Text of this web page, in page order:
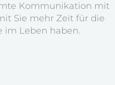
Kommunikation mit
Sie mehr Zeit für die
im Leben haben.